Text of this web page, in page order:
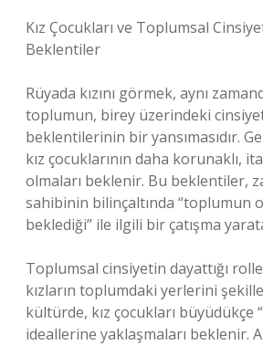
Kız Çocukları ve Toplumsal
Beklentiler
Rüyada kızını görmek, aynı
toplumun, birey üzerindeki
beklentilerinin bir yansımasıdır.
kız çocuklarının daha korunaklı,
olmaları beklenir. Bu beklentiler,
sahibinin bilinçaltında “toplumun
beklediği” ile ilgili bir çatışma
Toplumsal cinsiyetin dayattığı
kızların toplumdaki yerlerini
kültürde, kız çocukları büyüdükçe
ideallerine yaklaşmaları beklenir.